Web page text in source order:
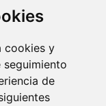
cookies y
de
MAS GUAPA DE